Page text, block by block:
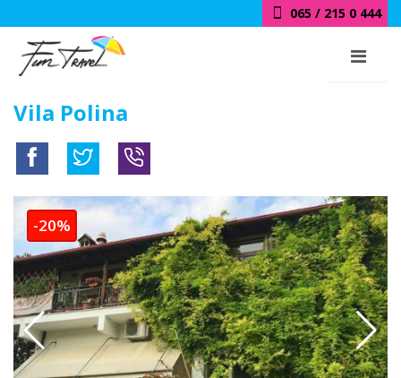
065 / 215 0 444
Vila Polina